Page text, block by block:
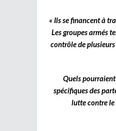
« Ils se financent à
Les groupes armés
contrôle de plusieurs
Quels
spécifiques des
lutte contre le